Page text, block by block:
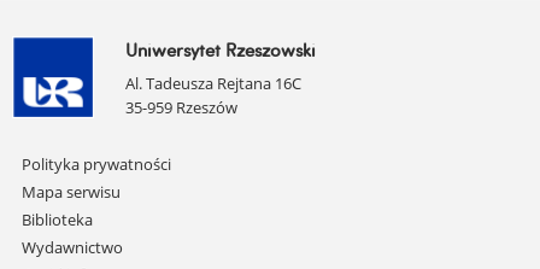
Uniwersytet Rzeszowski
Al. Tadeusza Rejtana 16C
35-959 Rzeszów
Pomiń
nawigację
i
przejdź
Polityka prywatności
Mapa serwisu
Biblioteka
Wydawnictwo